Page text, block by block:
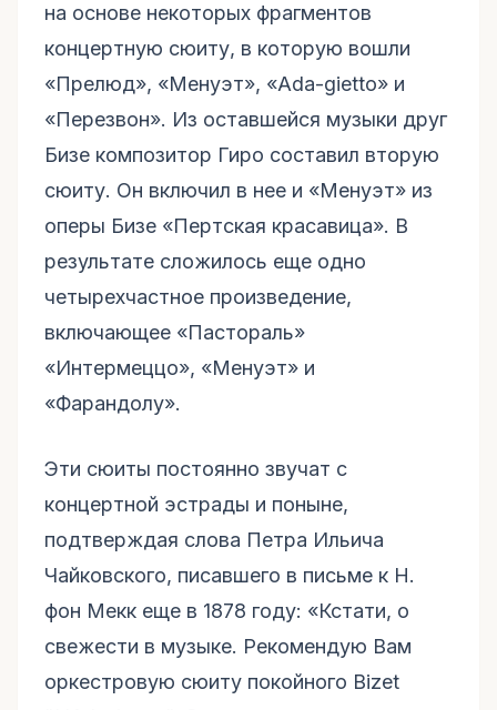
на основе некоторых фрагментов
концертную сюиту, в которую вошли
«Прелюд», «Менуэт», «Ada-gietto» и
«Перезвон». Из оставшейся музыки друг
Бизе композитор Гиро составил вторую
сюиту. Он включил в нее и «Менуэт» из
оперы Бизе «Пертская красавица». В
результате сложилось еще одно
четырехчастное произведение,
включающее «Пастораль»
«Интермеццо», «Менуэт» и
«Фарандолу».
Эти сюиты постоянно звучат с
концертной эстрады и поныне,
подтверждая слова Петра Ильича
Чайковского, писавшего в письме к Н.
фон Мекк еще в 1878 году: «Кстати, о
свежести в музыке. Рекомендую Вам
оркестровую сюиту покойного Bizet